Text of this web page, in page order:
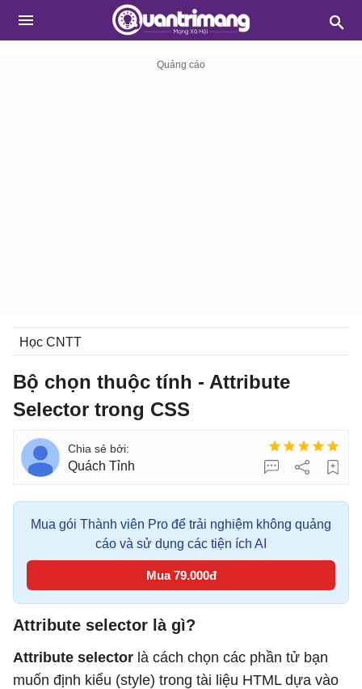
Học CNTT
Bộ chọn thuộc tính - Attribute
Selector trong CSS
Quách Tỉnh
Mua gói Thành viên Pro để trải nghiệm không quảng
cáo và sử dụng các tiện ích AI
Mua 79.000đ
Attribute selector là gì?
Attribute selector là cách chọn các phần tử bạn
muốn định kiểu (style) trong tài liệu HTML dựa vào